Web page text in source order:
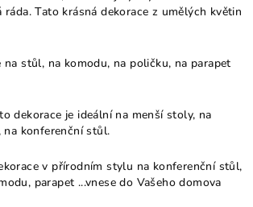
ráda. Tato krásná dekorace z umělých květin
stůl, na komodu, na poličku, na parapet
dekorace je ideální na menší stoly, na
na konferenční stůl.
v přírodním stylu na konferenční stůl,
parapet ...vnese do Vašeho domova